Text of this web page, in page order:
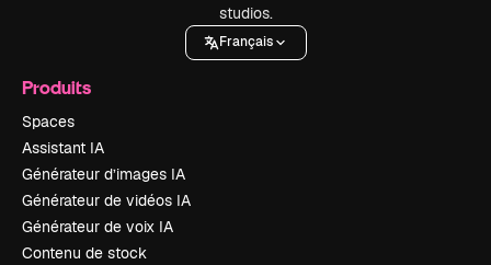
studios.
Français
Produits
Spaces
Assistant IA
Générateur d’images IA
Générateur de vidéos IA
Générateur de voix IA
Contenu de stock